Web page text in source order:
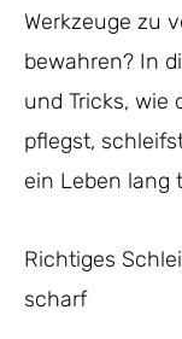
Werkzeuge zu
bewahren? In
und Tricks, wie
pflegst,
ein Leben lang
Richtiges
scharf